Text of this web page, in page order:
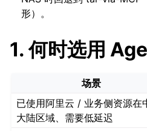
形）。
1. 何时选用
场景
已使用阿里云 / 业务侧资源在
大陆区域、需要低延迟